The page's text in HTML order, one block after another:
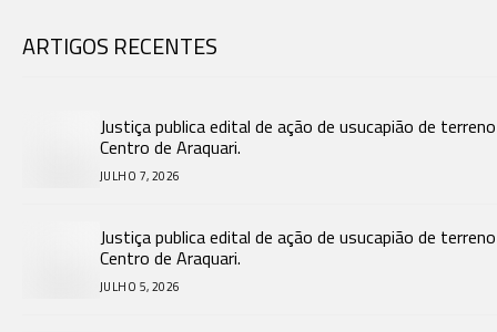
ARTIGOS RECENTES
Justiça publica edital de ação de usucapião de
Centro de Araquari.
JULHO 7, 2026
Justiça publica edital de ação de usucapião de
Centro de Araquari.
JULHO 5, 2026